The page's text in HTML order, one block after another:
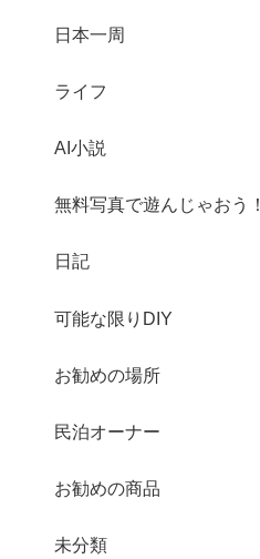
日本一周
ライフ
AI小説
無料写真で遊んじゃおう！
日記
可能な限りDIY
お勧めの場所
民泊オーナー
お勧めの商品
未分類